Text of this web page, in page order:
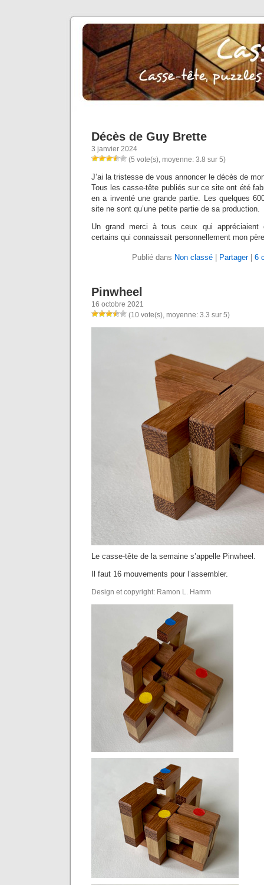
Décès de Guy Brette
3 janvier 2024
(5 vote(s), moyenne: 3.8 sur 5)
J’ai la tristesse de vous annoncer le décès de
Tous les casse-tête publiés sur ce site ont été
en a inventé une grande partie. Les quelques
site ne sont qu’une petite partie de sa production.
Un grand merci à tous ceux qui
certains qui connaissait personnellement mon
Publié dans Non classé Partager| 6
Pinwheel
16 octobre 2021
(10 vote(s), moyenne: 3.3 sur 5)
Le casse-tête de la semaine s’appelle Pinwheel.
Il faut 16 mouvements pour l’assembler.
Design et copyright: Ramon L. Hamm